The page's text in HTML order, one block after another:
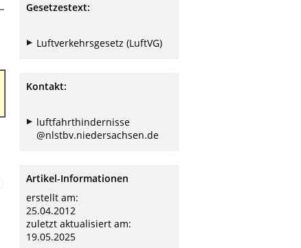
Gesetzestext:
Luftverkehrsgesetz (LuftVG)
Kontakt:
luftfahrthindernisse
@nlstbv.niedersachsen.de
Artikel-Informationen
erstellt am:
25.04.2012
zuletzt aktualisiert am:
19.05.2025